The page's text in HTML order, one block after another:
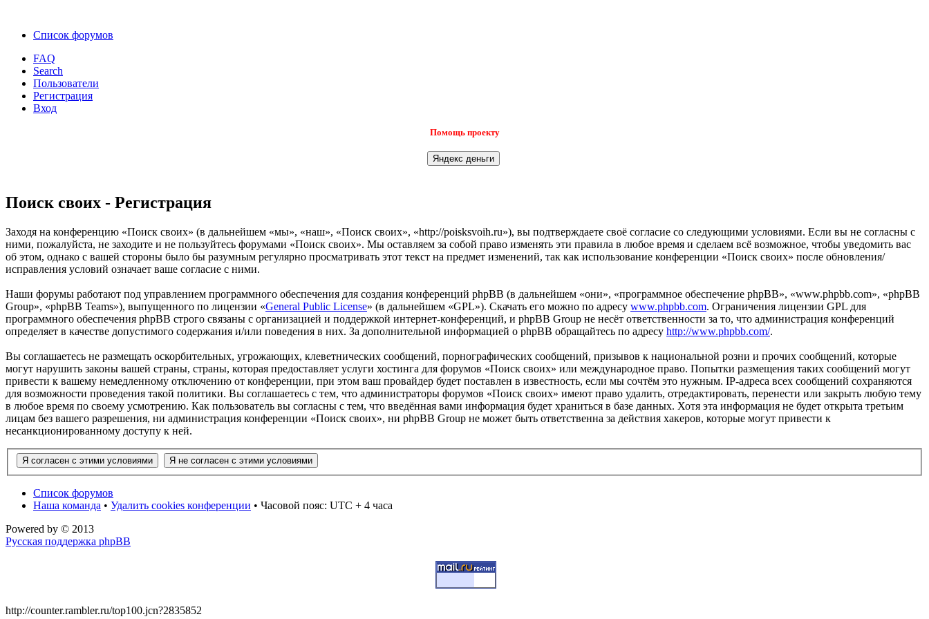
Список форумов
FAQ
Search
Пользователи
Регистрация
Вход
Помощь проекту
Поиск своих - Регистрация
Заходя на конференцию «Поиск своих» (в дальнейшем «мы», «наш», «Поиск своих», «http://poisksvoih.ru»), вы подтверждаете своё согласие со следующими условиями. Если вы не согласны с
ними, пожалуйста, не заходите и не пользуйтесь форумами «Поиск своих». Мы оставляем за собой право изменять эти правила в любое время и сделаем всё возможное, чтобы уведомить вас
об этом, однако с вашей стороны было бы разумным регулярно просматривать этот текст на предмет изменений, так как использование конференции «Поиск своих» после обновления/
исправления условий означает ваше согласие с ними.
Наши форумы работают под управлением программного обеспечения для создания конференций phpBB (в дальнейшем «они», «программное обеспечение phpBB», «www.phpbb.com», «phpBB
Group», «phpBB Teams»), выпущенного по лицензии «General Public License» (в дальнейшем «GPL»). Скачать его можно по адресу www.phpbb.com. Ограничения лицензии GPL для
программного обеспечения phpBB строго связаны с организацией и поддержкой интернет-конференций, и phpBB Group не несёт ответственности за то, что администрация конференций
определяет в качестве допустимого содержания и/или поведения в них. За дополнительной информацией о phpBB обращайтесь по адресу http://www.phpbb.com/.
Вы соглашаетесь не размещать оскорбительных, угрожающих, клеветнических сообщений, порнографических сообщений, призывов к национальной розни и прочих сообщений, которые
могут нарушить законы вашей страны, страны, которая предоставляет услуги хостинга для форумов «Поиск своих» или международное право. Попытки размещения таких сообщений могут
привести к вашему немедленному отключению от конференции, при этом ваш провайдер будет поставлен в известность, если мы сочтём это нужным. IP-адреса всех сообщений сохраняются
для возможности проведения такой политики. Вы соглашаетесь с тем, что администраторы форумов «Поиск своих» имеют право удалить, отредактировать, перенести или закрыть любую тему
в любое время по своему усмотрению. Как пользователь вы согласны с тем, что введённая вами информация будет храниться в базе данных. Хотя эта информация не будет открыта третьим
лицам без вашего разрешения, ни администрация конференции «Поиск своих», ни phpBB Group не может быть ответственна за действия хакеров, которые могут привести к
несанкционированному доступу к ней.
Список форумов
Наша команда • Удалить cookies конференции • Часовой пояс: UTC + 4 часа
Powered by © 2013
Русская поддержка phpBB
http://counter.rambler.ru/top100.jcn?2835852